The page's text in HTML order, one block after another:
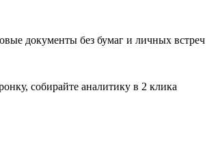
документы без бумаг и личных встреч
собирайте аналитику в 2 клика